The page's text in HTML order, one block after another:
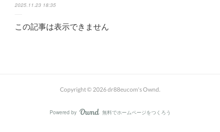
2025.11.23 18:35
この記事は表示できません
Copyright © 2026dr88eucom's Ownd.
Powered by AmebaOwnd
無料でホームページをつくろう